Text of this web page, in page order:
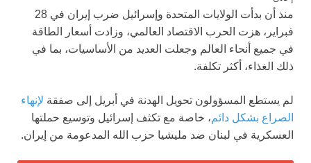
منذ أن بدأت الولايات المتحدة وإسرائيل ضرب إيران في 28
فبراير، هزت الحرب الاقتصاد العالمي، وزادت أسعار الطاقة
في جميع أنحاء العالم وجعلت العديد من الأساسيات، بما في
ذلك الغذاء، أكثر تكلفة.
لم يستطع المسؤولون تحويل الهدنة في أبريل إلى صفقة لإنهاء
الصراع بشكل دائم، خاصة مع تكثف إسرائيل وتوسيع حملتها
العسكرية في لبنان ضد مليشيا حزب الله المدعومة من إيران.